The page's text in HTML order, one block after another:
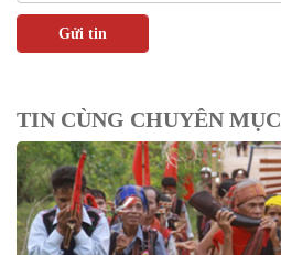
TIN CÙNG CHUYÊN MỤC